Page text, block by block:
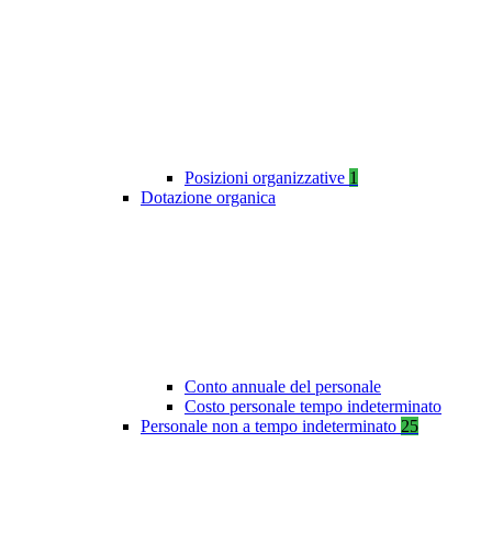
Posizioni organizzative 1
Dotazione organica
Conto annuale del personale
Costo personale tempo indeterminato
Personale non a tempo indeterminato 25